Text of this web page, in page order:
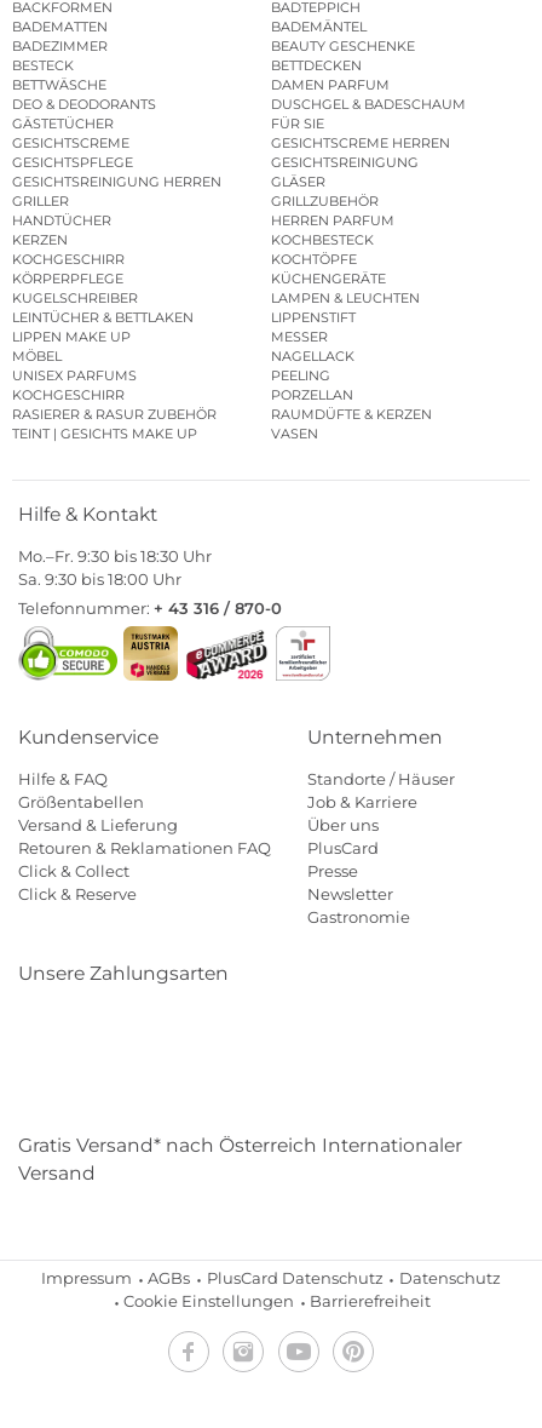
BACKFORMEN
BADTEPPICH
BADEMATTEN
BADEMÄNTEL
BADEZIMMER
BEAUTY GESCHENKE
BESTECK
BETTDECKEN
BETTWÄSCHE
DAMEN PARFUM
DEO & DEODORANTS
DUSCHGEL & BADESCHAUM
GÄSTETÜCHER
FÜR SIE
GESICHTSCREME
GESICHTSCREME HERREN
GESICHTSPFLEGE
GESICHTSREINIGUNG
GESICHTSREINIGUNG HERREN
GLÄSER
GRILLER
GRILLZUBEHÖR
HANDTÜCHER
HERREN PARFUM
KERZEN
KOCHBESTECK
KOCHGESCHIRR
KOCHTÖPFE
KÖRPERPFLEGE
KÜCHENGERÄTE
KUGELSCHREIBER
LAMPEN & LEUCHTEN
LEINTÜCHER & BETTLAKEN
LIPPENSTIFT
LIPPEN MAKE UP
MESSER
MÖBEL
NAGELLACK
UNISEX PARFUMS
PEELING
KOCHGESCHIRR
PORZELLAN
RASIERER & RASUR ZUBEHÖR
RAUMDÜFTE & KERZEN
TEINT | GESICHTS MAKE UP
VASEN
Hilfe & Kontakt
Mo.–Fr. 9:30 bis 18:30 Uhr
Sa. 9:30 bis 18:00 Uhr
Telefonnummer: + 43 316 / 870-0
Kundenservice
Hilfe & FAQ
Größentabellen
Versand & Lieferung
Retouren & Reklamationen FAQ
Click & Collect
Click & Reserve
Unternehmen
Standorte / Häuser
Job & Karriere
Über uns
PlusCard
Presse
Newsletter
Gastronomie
Unsere Zahlungsarten
Gratis Versand* nach Österreich Internationaler
Versand
Impressum AGBs PlusCard Datenschutz
Datenschutz
Cookie Einstellungen
Barrierefreiheit